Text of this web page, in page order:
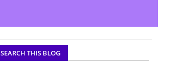
SEARCH THIS BLOG